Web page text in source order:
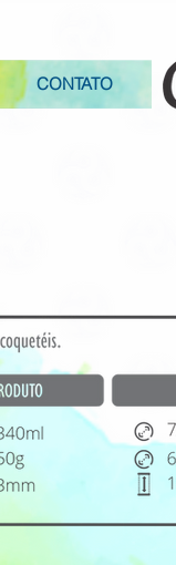
CONTATO